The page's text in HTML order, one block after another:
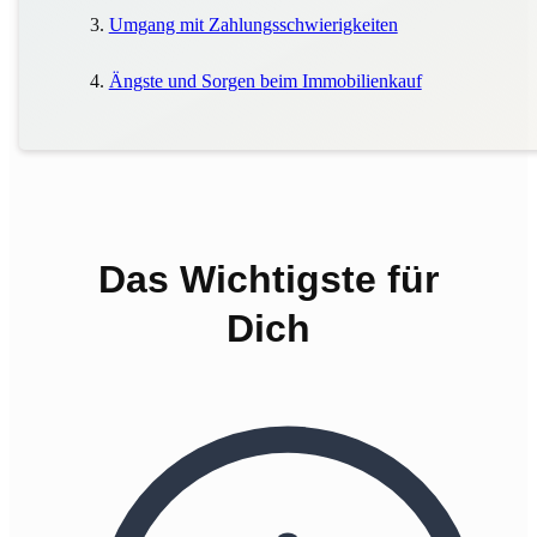
Umgang mit Zahlungsschwierigkeiten
Ängste und Sorgen beim Immobilienkauf
Das Wichtigste für
Dich